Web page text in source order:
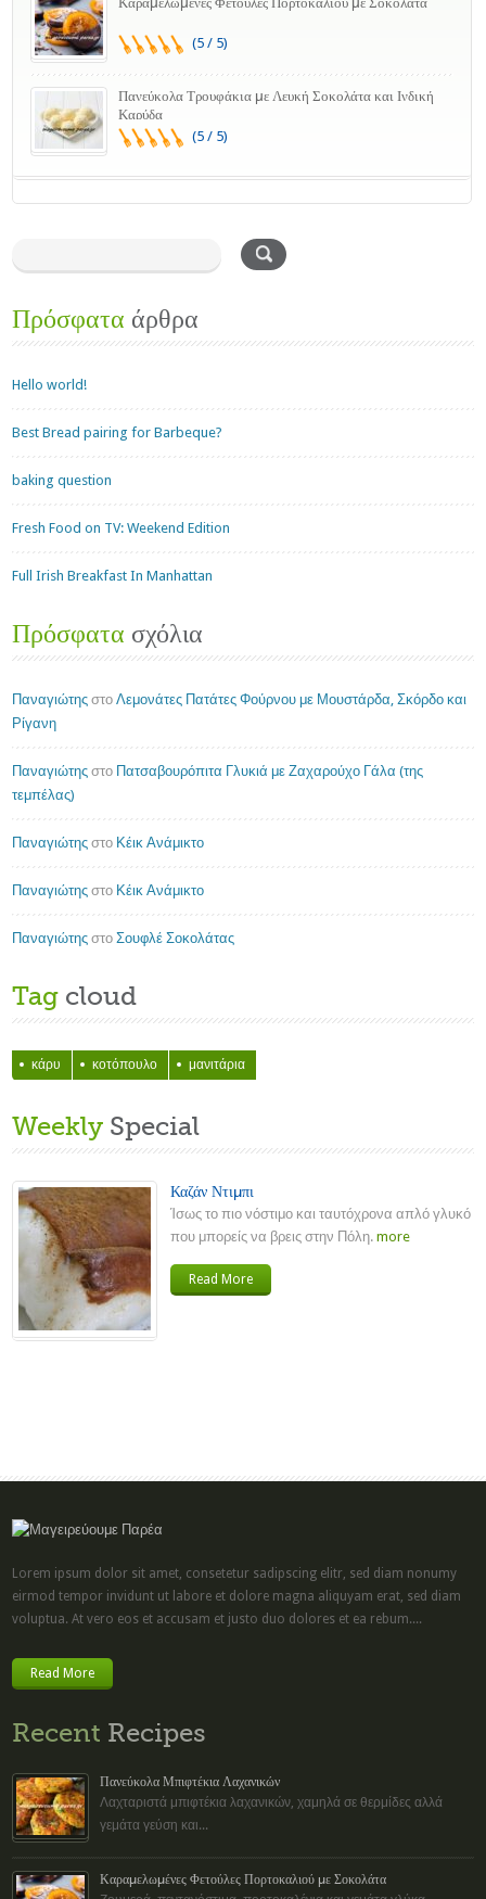
(5 / 5)
Πανεύκολα Τρουφάκια με Λευκή Σοκολάτα και Ινδική
Καρύδα
(5 / 5)
Πρόσφατα άρθρα
Hello world!
Best Bread pairing for Barbeque?
baking question
Fresh Food on TV: Weekend Edition
Full Irish Breakfast In Manhattan
Πρόσφατα σχόλια
Παναγιώτης στοΛεμονάτες Πατάτες Φούρνου με Μουστάρδα, Σκόρδο και
Ρίγανη
Παναγιώτης στο Πατσαβουρόπιτα Γλυκιά με Ζαχαρούχο Γάλα (της
τεμπέλας)
Παναγιώτης στο Κέικ Ανάμικτο
Παναγιώτης στο Κέικ Ανάμικτο
Παναγιώτης στοΣουφλέ Σοκολάτας
Tag cloud
κάρυ κοτόπουλο μανιτάρια
Weekly Special
Καζάν Ντιμπι
Ίσως το πιο νόστιμο και ταυτόχρονα απλό γλυκό
που μπορείς να βρεις στην Πόλη. more
Read More
Lorem ipsum dolor sit amet, consetetur sadipscing elitr, sed diam nonumy
eirmod tempor invidunt ut labore et dolore magna aliquyam erat, sed diam
voluptua. At vero eos et accusam et justo duo dolores et ea rebum....
Read More
Recent Recipes
Πανεύκολα Μπιφτέκια Λαχανικών
Λαχταριστά μπιφτέκια λαχανικών, χαμηλά σε θερμίδες αλλά
γεμάτα γεύση και...
Καραμελωμένες Φετούλες Πορτοκαλιού με Σοκολάτα